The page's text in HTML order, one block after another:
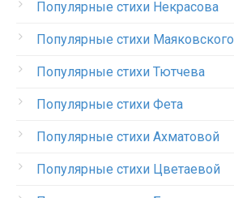
Популярные стихи Некрасова
Популярные стихи Маяковского
Популярные стихи Тютчева
Популярные стихи Фета
Популярные стихи Ахматовой
Популярные стихи Цветаевой